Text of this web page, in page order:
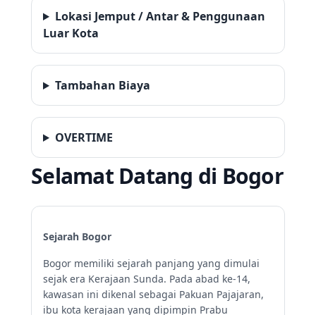
Lokasi Jemput / Antar & Penggunaan
Luar Kota
Tambahan Biaya
OVERTIME
Selamat Datang di Bogor
Sejarah Bogor
Bogor memiliki sejarah panjang yang dimulai
sejak era Kerajaan Sunda. Pada abad ke-14,
kawasan ini dikenal sebagai Pakuan Pajajaran,
ibu kota kerajaan yang dipimpin Prabu